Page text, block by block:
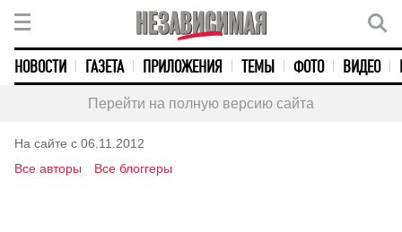
НОВОСТИ ГАЗЕТА ПРИЛОЖЕНИЯ ТЕМЫ ФОТО ВИДЕО
Перейти на полную версию сайта
На сайте с 06.11.2012
Все авторы
Все блоггеры